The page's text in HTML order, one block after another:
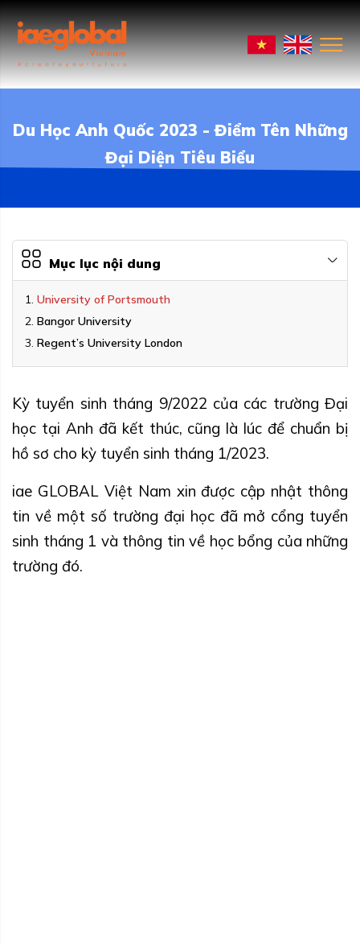
Du Học Anh Quốc 2023 - Điểm Tên Những
Đại Diện Tiêu Biểu
Mục lục nội dung
University of Portsmouth
Bangor University
Regent’s University London
Kỳ tuyển sinh tháng 9/2022 của các trường Đại
học tại Anh đã kết thúc, cũng là lúc để chuẩn bị
hồ sơ cho kỳ tuyển sinh tháng 1/2023.
iae GLOBAL Việt Nam xin được cập nhật thông
tin về một số trường đại học đã mở cổng tuyển
sinh tháng 1 và thông tin về học bổng của những
trường đó.